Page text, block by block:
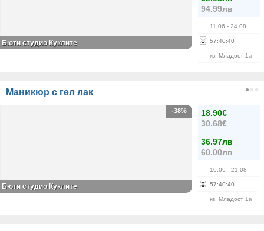
94.99лв
11.06 - 24.08
57:40:40
кв. Младост 1а
Бюти студио Куклите
Маникюр с гел лак
18.90€
30.68€
36.97лв
60.00лв
10.06 - 21.08
57:40:40
кв. Младост 1а
-38%
Бюти студио Куклите